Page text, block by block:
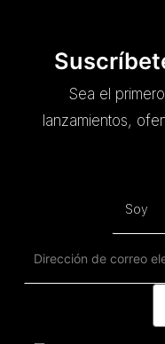
Sea el
lanzamientos,